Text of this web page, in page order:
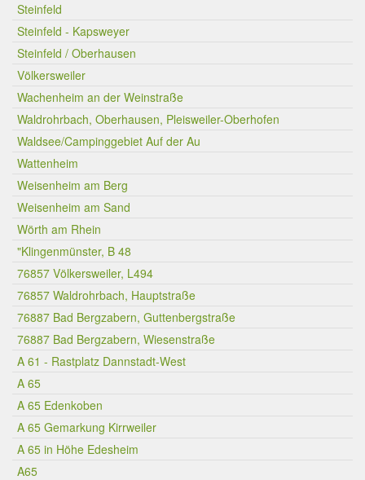
Steinfeld
Steinfeld - Kapsweyer
Steinfeld / Oberhausen
Völkersweiler
Wachenheim an der Weinstraße
Waldrohrbach, Oberhausen, Pleisweiler-Oberhofen
Waldsee/Campinggebiet Auf der Au
Wattenheim
Weisenheim am Berg
Weisenheim am Sand
Wörth am Rhein
"Klingenmünster, B 48
76857 Völkersweiler, L494
76857 Waldrohrbach, Hauptstraße
76887 Bad Bergzabern, Guttenbergstraße
76887 Bad Bergzabern, Wiesenstraße
A 61 - Rastplatz Dannstadt-West
A 65
A 65 Edenkoben
A 65 Gemarkung Kirrweiler
A 65 in Höhe Edesheim
A65